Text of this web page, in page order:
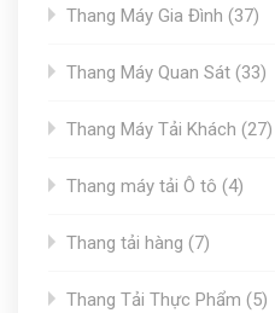
Thang Máy Gia Đình
3737
Thang Máy Quan Sát 3333
Thang Máy Tải Khách 2727
Thang máy tải Ô tô
44
Thang tải hàng
77
Thang Tải Thực Phẩm
55